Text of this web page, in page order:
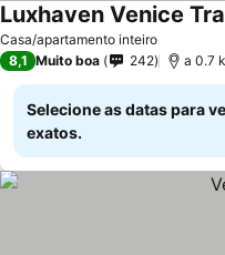
Casa/apartamento inteiro
Luxhaven Venice
8,1 Muito boa 242 a 0.7
Selecione as datas para
exatos.